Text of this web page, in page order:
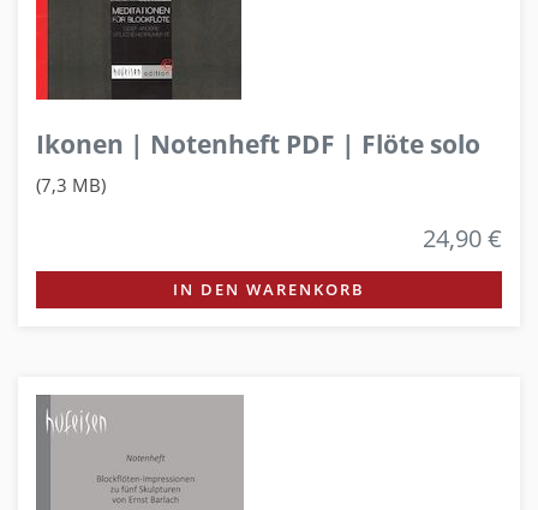
Ikonen | Notenheft PDF | Flöte solo
(7,3 MB)
24,90 €
IN DEN WARENKORB